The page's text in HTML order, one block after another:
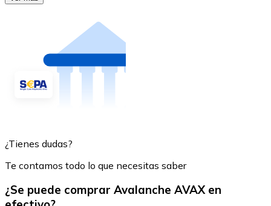
¿Tienes dudas?
Te contamos todo lo que necesitas saber
¿Se puede comprar Avalanche AVAX en